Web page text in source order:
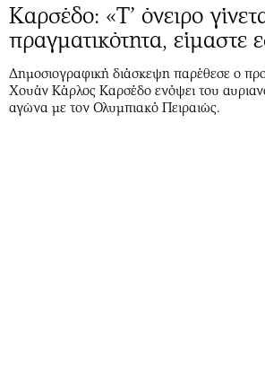
Καρσέδο: «Τ’ όνειρο
πραγματικότητα, είμαστε
Δημοσιογραφική διάσκεψη παρέθεσε ο
Χουάν Κάρλος Καρσέδο ενόψει του
αγώνα με τον Ολυμπιακό Πειραιώς.